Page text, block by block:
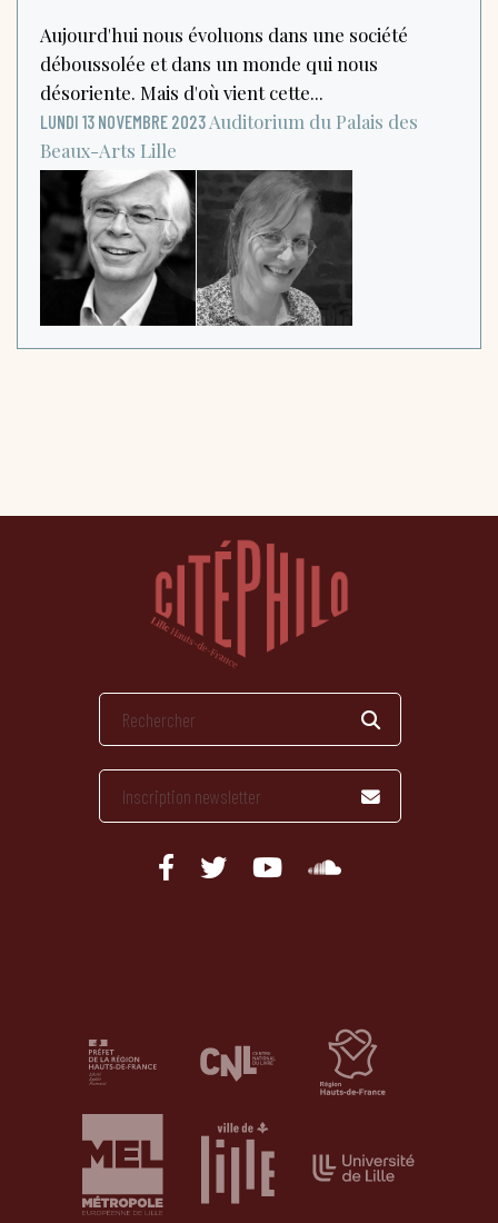
Aujourd'hui nous évoluons dans une société
déboussolée et dans un monde qui nous
désoriente. Mais d'où vient cette...
LUNDI 13 NOVEMBRE 2023 Auditorium du Palais des
Beaux-Arts Lille